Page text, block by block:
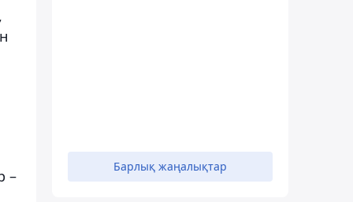
–
Барлық жаңалықтар